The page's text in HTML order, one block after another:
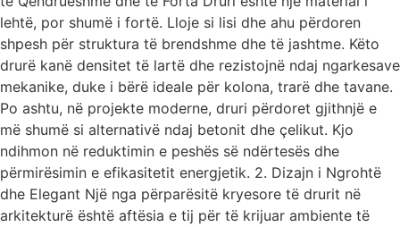
lehtë, por shumë i fortë. Lloje si lisi dhe ahu përdoren
shpesh për struktura të brendshme dhe të jashtme. Këto
drurë kanë densitet të lartë dhe rezistojnë ndaj ngarkesave
mekanike, duke i bërë ideale për kolona, trarë dhe tavane.
Po ashtu, në projekte moderne, druri përdoret gjithnjë e
më shumë si alternativë ndaj betonit dhe çelikut. Kjo
ndihmon në reduktimin e peshës së ndërtesës dhe
përmirësimin e efikasitetit energjetik. 2. Dizajn i Ngrohtë
dhe Elegant Një nga përparësitë kryesore të drurit në
arkitekturë është aftësia e tij për të krijuar ambiente të